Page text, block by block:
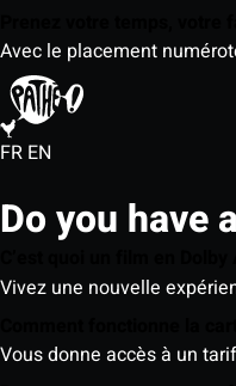
Avec le placement
FR EN
Do you have
Vivez une nouvelle
Vous donne accès à un